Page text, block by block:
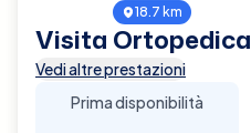
18.7 km
Visita Ortopedica
Vedi altre prestazioni
Prima disponibilità